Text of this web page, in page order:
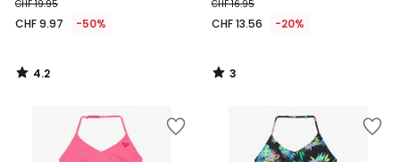
CHF 19.95
CHF 9.97 -50%
4.2
/
CHF 16.95
CHF 13.56 -20%
3
/